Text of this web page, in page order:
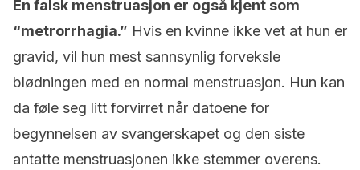
En falsk menstruasjon er også kjent som
“metrorrhagia.” Hvis en kvinne ikke vet at hun er
gravid, vil hun mest sannsynlig forveksle
blødningen med en normal menstruasjon. Hun kan
da føle seg litt forvirret når datoene for
begynnelsen av svangerskapet og den siste
antatte menstruasjonen ikke stemmer overens.